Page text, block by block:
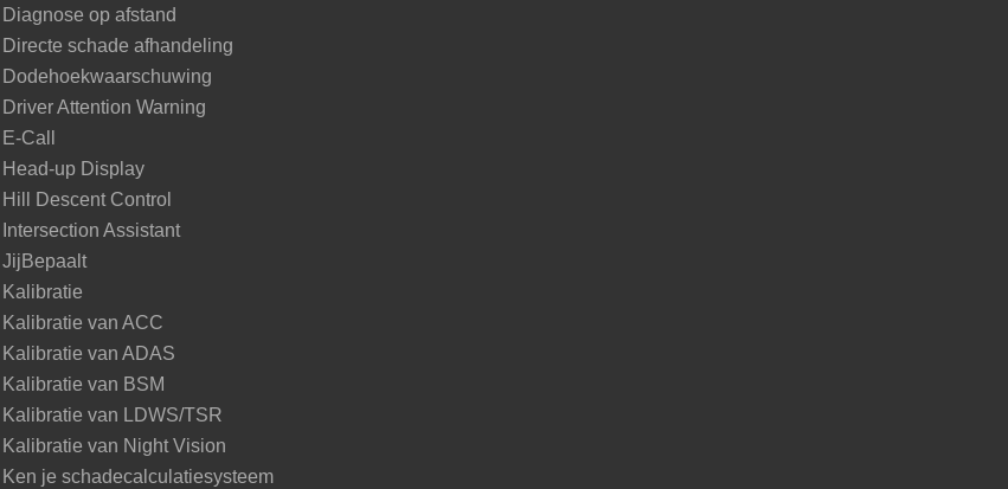
Diagnose op afstand
Directe schade afhandeling
Dodehoekwaarschuwing
Driver Attention Warning
E-Call
Head-up Display
Hill Descent Control
Intersection Assistant
JijBepaalt
Kalibratie
Kalibratie van ACC
Kalibratie van ADAS
Kalibratie van BSM
Kalibratie van LDWS/TSR
Kalibratie van Night Vision
Ken je schadecalculatiesysteem